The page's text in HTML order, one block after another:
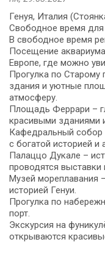
Генуя, Италия
Свободное время для
В свободное время
Посещение
Европе, где можно
Прогулка по Старому
здания и уютные
атмосферу.
Площадь Феррари –
красивыми зданиями
Кафедральный
с богатой историей и
Палаццо Дукале –
проводятся выставки
Музей мореплавания
историей Генуи.
Прогулка по
порт.
Экскурсия на
открываются